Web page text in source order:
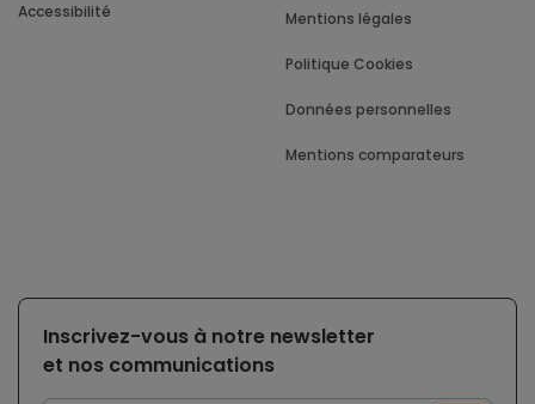
Accessibilité Mentions légales
Politique Cookies
Données personnelles
Mentions comparateurs
Inscrivez-vous à notre newsletter
et nos communications